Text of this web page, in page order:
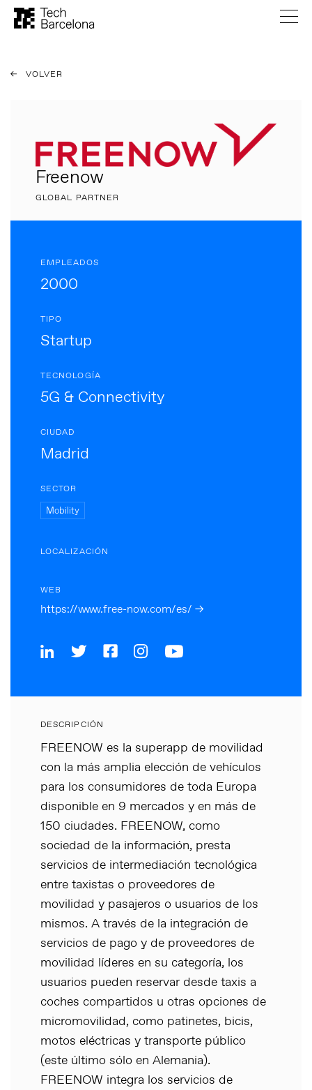
VOLVER
Freenow
GLOBAL PARTNER
EMPLEADOS
2000
TIPO
Startup
TECNOLOGÍA
5G & Connectivity
CIUDAD
Madrid
SECTOR
Mobility
LOCALIZACIÓN
WEB
https://www.free-now.com/es/ →
DESCRIPCIÓN
FREENOW es la superapp de movilidad
con la más amplia elección de vehículos
para los consumidores de toda Europa
disponible en 9 mercados y en más de
150 ciudades. FREENOW, como
sociedad de la información, presta
servicios de intermediación tecnológica
entre taxistas o proveedores de
movilidad y pasajeros o usuarios de los
mismos. A través de la integración de
servicios de pago y de proveedores de
movilidad líderes en su categoría, los
usuarios pueden reservar desde taxis a
coches compartidos u otras opciones de
micromovilidad, como patinetes, bicis,
motos eléctricas y transporte público
(este último sólo en Alemania).
FREENOW integra los servicios de